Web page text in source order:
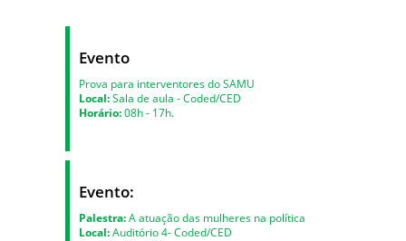
Evento
Prova para interventores do SAMU
Local:Sala de aula - Coded/CED
Horário:08h - 17h.
Evento:
Palestra:A atuação das mulheres na política
Local:Auditório 4- Coded/CED